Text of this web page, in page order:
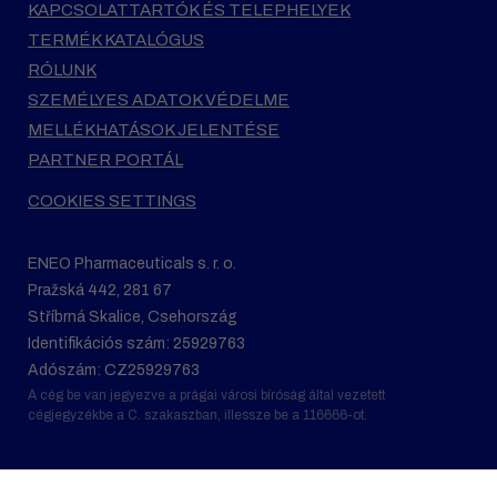
KAPCSOLATTARTÓK ÉS TELEPHELYEK
TERMÉK KATALÓGUS
RÓLUNK
SZEMÉLYES ADATOK VÉDELME
MELLÉKHATÁSOK JELENTÉSE
PARTNER PORTÁL
COOKIES SETTINGS
ENEO Pharmaceuticals s. r. o.
Pražská 442, 281 67
Stříbrná Skalice, Csehország
Identifikációs szám: 25929763
Adószám: CZ25929763
A cég be van jegyezve a prágai városi bíróság által vezetett
cégjegyzékbe a C. szakaszban, illessze be a 116666-ot.